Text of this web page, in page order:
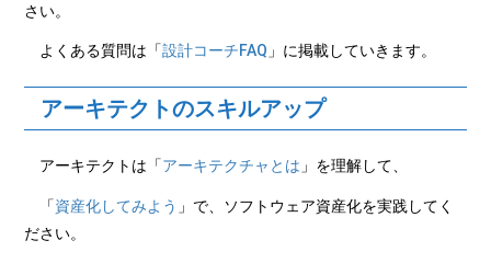
さい。
よくある質問は「設計コーチFAQ 」に掲載していきます。
アーキテクトのスキルアップ
アーキテクトは「アーキテクチャとは 」を理解して、
「資産化してみよう 」で、ソフトウェア資産化を実践してく
ださい。